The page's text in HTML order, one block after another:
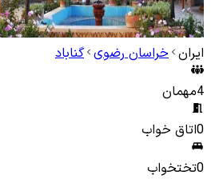
ایران خراسان رضوی گناباد
4مهمان
0اتاق خواب
0تختخواب